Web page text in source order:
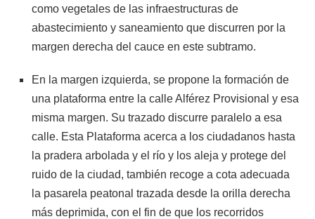
como vegetales de las infraestructuras de
abastecimiento y saneamiento que discurren por la
margen derecha del cauce en este subtramo.
En la margen izquierda, se propone la formación de
una plataforma entre la calle Alférez Provisional y esa
misma margen. Su trazado discurre paralelo a esa
calle. Esta Plataforma acerca a los ciudadanos hasta
la pradera arbolada y el río y los aleja y protege del
ruido de la ciudad, también recoge a cota adecuada
la pasarela peatonal trazada desde la orilla derecha
más deprimida, con el fin de que los recorridos